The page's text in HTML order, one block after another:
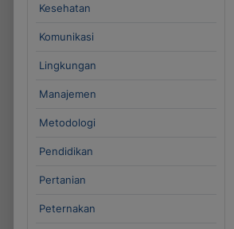
Kesehatan
Komunikasi
Lingkungan
Manajemen
Metodologi
Pendidikan
Pertanian
Peternakan